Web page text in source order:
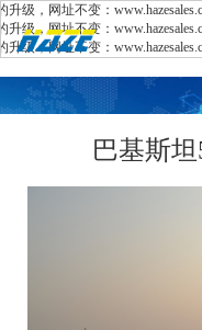
巴基斯
，网址不变：
，网址不变：
，网址不变：